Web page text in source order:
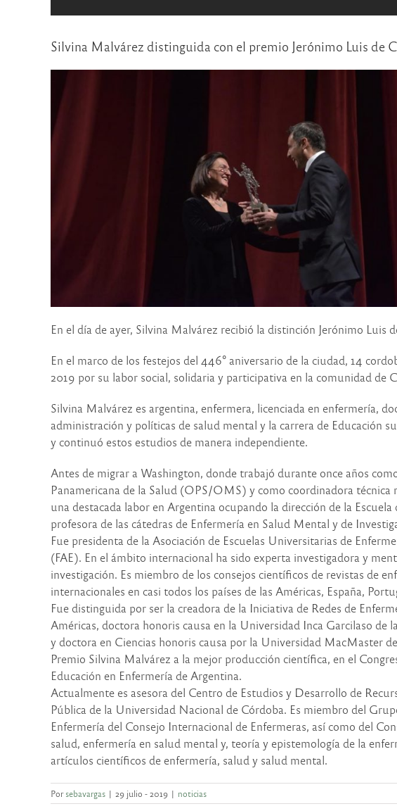
Silvina Malvárez distinguida con el premio Jerónimo Luis de
En el día de ayer, Silvina Malvárez recibió la distinción Jerónimo
En el marco de los festejos del 446° aniversario de la ciudad, 14
2019 por su labor social, solidaria y participativa en la comunidad de
Silvina Malvárez es argentina, enfermera, licenciada en enfermería,
administración y políticas de salud mental y la carrera de Educación
y continuó estos estudios de manera independiente.
Antes de migrar a Washington, donde trabajó durante once años
Panamericana de la Salud (OPS/OMS) y como coordinadora
una destacada labor en Argentina ocupando la dirección de la
profesora de las cátedras de Enfermería en Salud Mental y de
Fue presidenta de la Asociación de Escuelas Universitarias de
(FAE). En el ámbito internacional ha sido experta investigadora y
investigación. Es miembro de los consejos científicos de revistas de
internacionales en casi todos los países de las Américas, España,
Fue distinguida por ser la creadora de la Iniciativa de Redes de
Américas, doctora honoris causa en la Universidad Inca Garcilaso de
y doctora en Ciencias honoris causa por la Universidad MacMaster
Premio Silvina Malvárez a la mejor producción científica, en el
Educación en Enfermería de Argentina.
Actualmente es asesora del Centro de Estudios y Desarrollo de
Pública de la Universidad Nacional de Córdoba. Es miembro del
Enfermería del Consejo Internacional de Enfermeras, así como del
salud, enfermería en salud mental y, teoría y epistemología de la
artículos científicos de enfermería, salud y salud mental.
Porsebavargas | 29 julio - 2019 | noticias